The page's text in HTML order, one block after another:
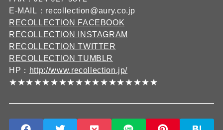
E-MAIL：recollection@aury.co.jp
RECOLLECTION FACEBOOK
RECOLLECTION INSTAGRAM
RECOLLECTION TWITTER
RECOLLECTION TUMBLR
HP： http://www.recollection.jp/
★★★★★★★★★★★★★★★★★★